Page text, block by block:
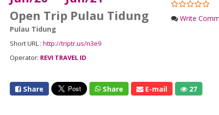
Write
Open Trip Pulau Tidung
Pulau Tidung
Short URL : http://triptr.us/n3e9
Operator: REVI TRAVEL ID
Share Share E-mail 27